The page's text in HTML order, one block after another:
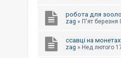
робота для
zag » П'ят березня
ссавці на монетах
zag » Нед лютого